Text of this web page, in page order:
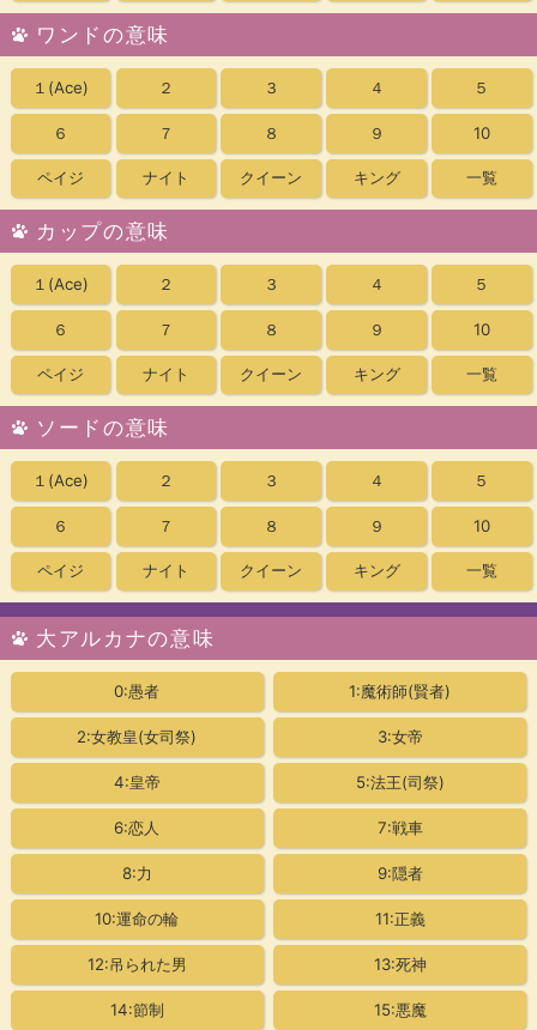
ワンドの意味
１ (Ace) ２ ３ ４ ５
６ ７ ８ ９ 10
ペイジ ナイト クイーン キング 一覧
カップの意味
１ (Ace) ２ ３ ４ ５
６ ７ ８ ９ 10
ペイジ ナイト クイーン キング 一覧
ソードの意味
１ (Ace) ２ ３ ４ ５
６ ７ ８ ９ 10
ペイジ ナイト クイーン キング 一覧
大アルカナの意味
0:愚者 1:魔術師(賢者)
2:女教皇(女司祭) 3:女帝
4:皇帝 5:法王(司祭)
6:恋人 7:戦車
8:力 9:隠者
10:運命の輪 11:正義
12:吊られた男 13:死神
14:節制 15:悪魔